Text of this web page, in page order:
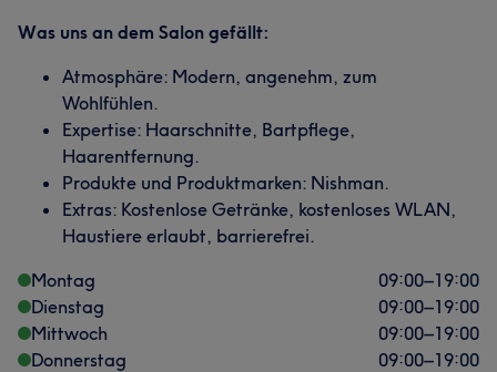
Was uns an dem Salon gefällt:
Atmosphäre: Modern, angenehm, zum
Wohlfühlen.
Expertise: Haarschnitte, Bartpflege,
Haarentfernung.
Produkte und Produktmarken: Nishman.
Extras: Kostenlose Getränke, kostenloses WLAN,
Haustiere erlaubt, barrierefrei.
Montag
09:00–19:00
Dienstag
09:00–19:00
Mittwoch
09:00–19:00
Donnerstag
09:00–19:00